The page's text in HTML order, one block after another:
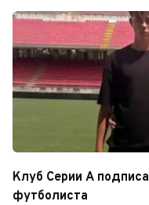
Клуб Серии А
футболиста